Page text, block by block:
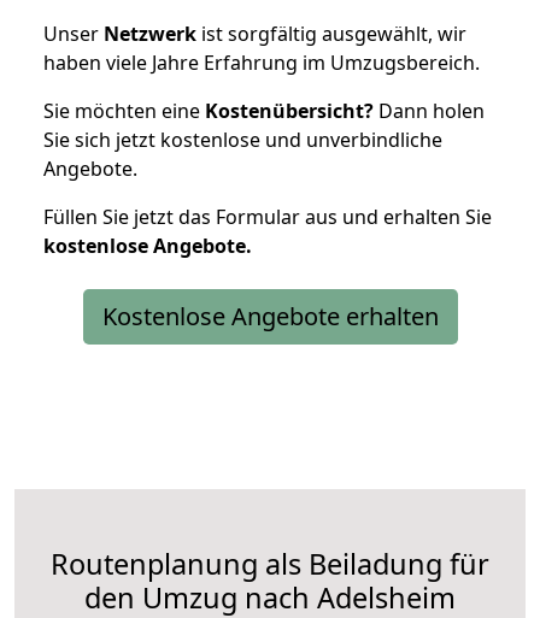
Unser Netzwerk ist sorgfältig ausgewählt, wir
haben viele Jahre Erfahrung im Umzugsbereich.
Sie möchten eine Kostenübersicht? Dann holen
Sie sich jetzt kostenlose und unverbindliche
Angebote.
Füllen Sie jetzt das Formular aus und erhalten Sie
kostenloseAngebote.
Kostenlose Angebote erhalten
Routenplanung als Beiladung für
den Umzug nach Adelsheim